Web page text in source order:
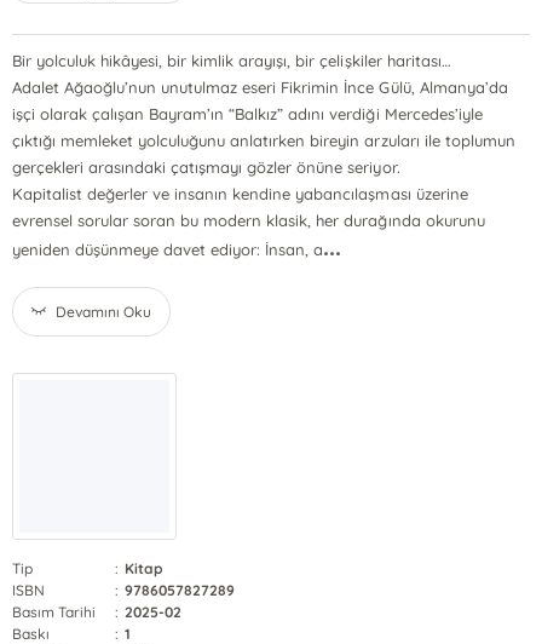
Bir yolculuk hikâyesi, bir kimlik arayışı, bir çelişkiler haritası…
Adalet Ağaoğlu’nun unutulmaz eseri Fikrimin İnce Gülü, Almanya’da
işçi olarak çalışan Bayram’ın “Balkız” adını verdiği Mercedes’iyle
çıktığı memleket yolculuğunu anlatırken bireyin arzuları ile toplumun
gerçekleri arasındaki çatışmayı gözler önüne seriyor.
Kapitalist değerler ve insanın kendine yabancılaşması üzerine
evrensel sorular soran bu modern klasik, her durağında okurunu
yeniden düşünmeye davet ediyor: İnsan, a...
Devamını Oku
Tip : Kitap
ISBN
: 9786057827289
Basım Tarihi
: 2025-02
Baskı
: 1